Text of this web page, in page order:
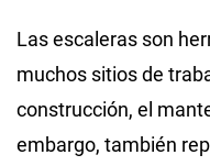
Las escaleras son
muchos sitios de
construcción, el
embargo, también